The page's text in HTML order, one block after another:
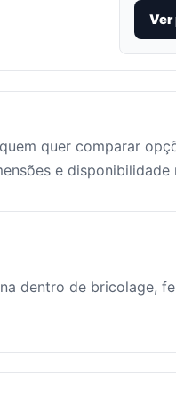
Ver
quer comparar
e disponibilidade
dentro de bricolage,